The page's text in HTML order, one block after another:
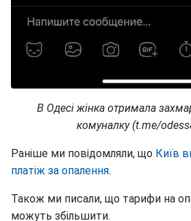
В Одесі жінка отримала
комуналку (t.me/
Раніше ми повідомляли, що Київ
платіж за опалення.
Також ми писали, що тарифи на
можуть збільшити.